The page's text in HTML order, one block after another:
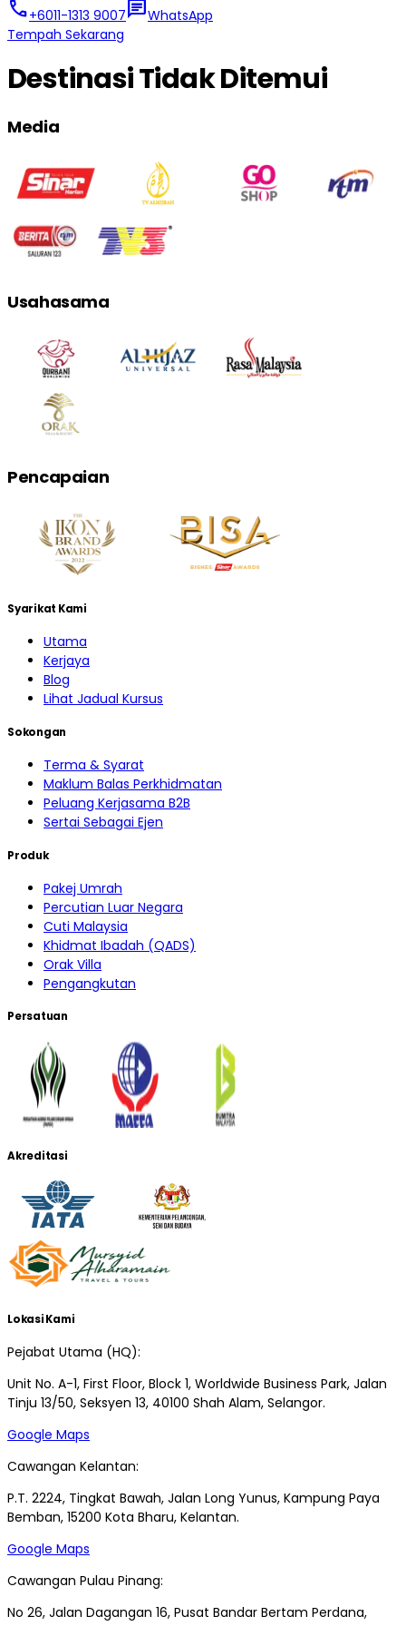
call+6011-1313 9007chatWhatsApp
Tempah Sekarang
Destinasi Tidak Ditemui
Media
Usahasama
Pencapaian
Syarikat Kami
Utama
Kerjaya
Blog
Lihat Jadual Kursus
Sokongan
Terma & Syarat
Maklum Balas Perkhidmatan
Peluang Kerjasama B2B
Sertai Sebagai Ejen
Produk
Pakej Umrah
Percutian Luar Negara
Cuti Malaysia
Khidmat Ibadah (QADS)
Orak Villa
Pengangkutan
Persatuan
Akreditasi
Lokasi Kami
Pejabat Utama (HQ):
Unit No. A-1, First Floor, Block 1, Worldwide Business Park, Jalan
Tinju 13/50, Seksyen 13, 40100 Shah Alam, Selangor.
Google Maps
Cawangan Kelantan:
P.T. 2224, Tingkat Bawah, Jalan Long Yunus, Kampung Paya
Bemban, 15200 Kota Bharu, Kelantan.
Google Maps
Cawangan Pulau Pinang:
No 26, Jalan Dagangan 16, Pusat Bandar Bertam Perdana,